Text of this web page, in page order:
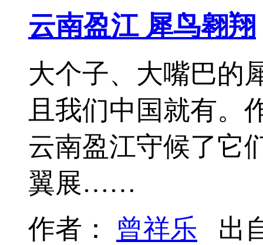
云南盈江 犀鸟翱翔
大个子、大嘴巴的
且我们中国就有。
云南盈江守候了它
翼展……
作者： 曾祥乐 出